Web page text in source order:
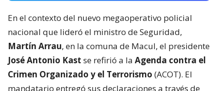
En el contexto del nuevo megaoperativo policial
nacional que lideró el ministro de Seguridad,
Martín Arrau, en la comuna de Macul, el presidente
José Antonio Kast se refirió a la Agenda contra el
Crimen Organizado y el Terrorismo (ACOT). El
mandatario entregó sus declaraciones a través de